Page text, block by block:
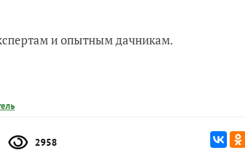
и опытным дачникам.
2958